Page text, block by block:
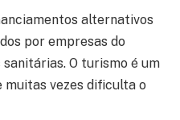
alternativos
por empresas do
O turismo é um
muitas vezes dificulta o